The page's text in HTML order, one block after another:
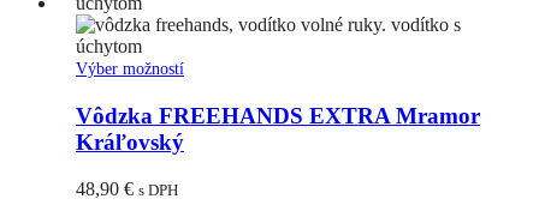
stránke
produktu.
Výber možnostíTento
má
viacero
variantov.
Vôdzka FREEHANDS EXTRA Mramor
Kráľovský
48,90 € s DPH